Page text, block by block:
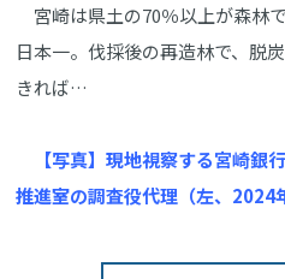
宮崎は県土の70％以上が森林
日本一。伐採後の再造林で、脱
きれば…
【写真】現地視察する宮崎銀
推進室の調査役代理（左、2024